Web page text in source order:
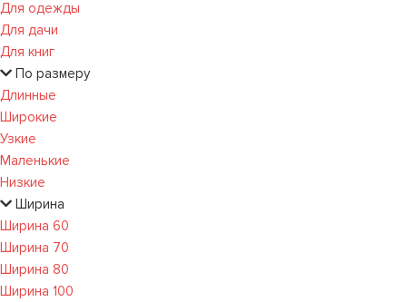
Для одежды
Для дачи
Для книг
По размеру
Длинные
Широкие
Узкие
Маленькие
Низкие
Ширина
Ширина 60
Ширина 70
Ширина 80
Ширина 100